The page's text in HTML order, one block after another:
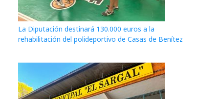
La Diputación destinará 130.000 euros a la
rehabilitación del polideportivo de Casas de Benítez